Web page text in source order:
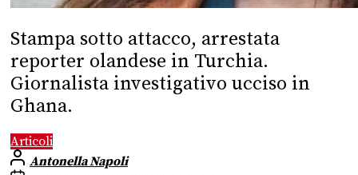
Stampa sotto attacco, arrestata
reporter olandese in Turchia.
Giornalista investigativo ucciso in
Ghana.
Articoli
Antonella Napoli